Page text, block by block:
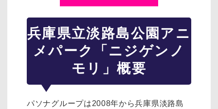
兵庫県立淡路島公園アニ
メパーク「ニジゲンノ
モリ」概要
パソナグループは2008年から兵庫県淡路島